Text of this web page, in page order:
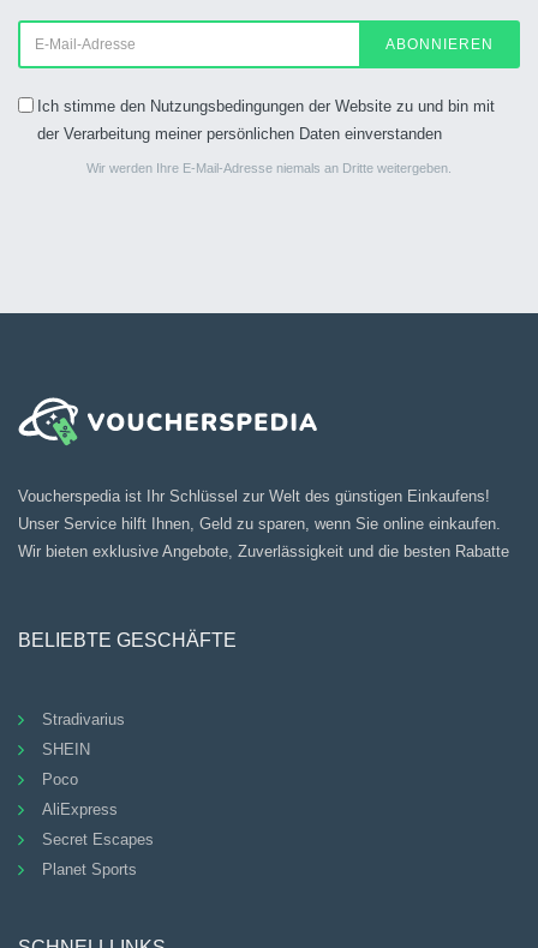
ABONNIEREN
Ich stimme den Nutzungsbedingungen der Website zu und bin mit
der Verarbeitung meiner persönlichen Daten einverstanden
Wir werden Ihre E-Mail-Adresse niemals an Dritte weitergeben.
Voucherspedia ist Ihr Schlüssel zur Welt des günstigen Einkaufens!
Unser Service hilft Ihnen, Geld zu sparen, wenn Sie online einkaufen.
Wir bieten exklusive Angebote, Zuverlässigkeit und die besten Rabatte
BELIEBTE GESCHÄFTE
Stradivarius
SHEIN
Poco
AliExpress
Secret Escapes
Planet Sports